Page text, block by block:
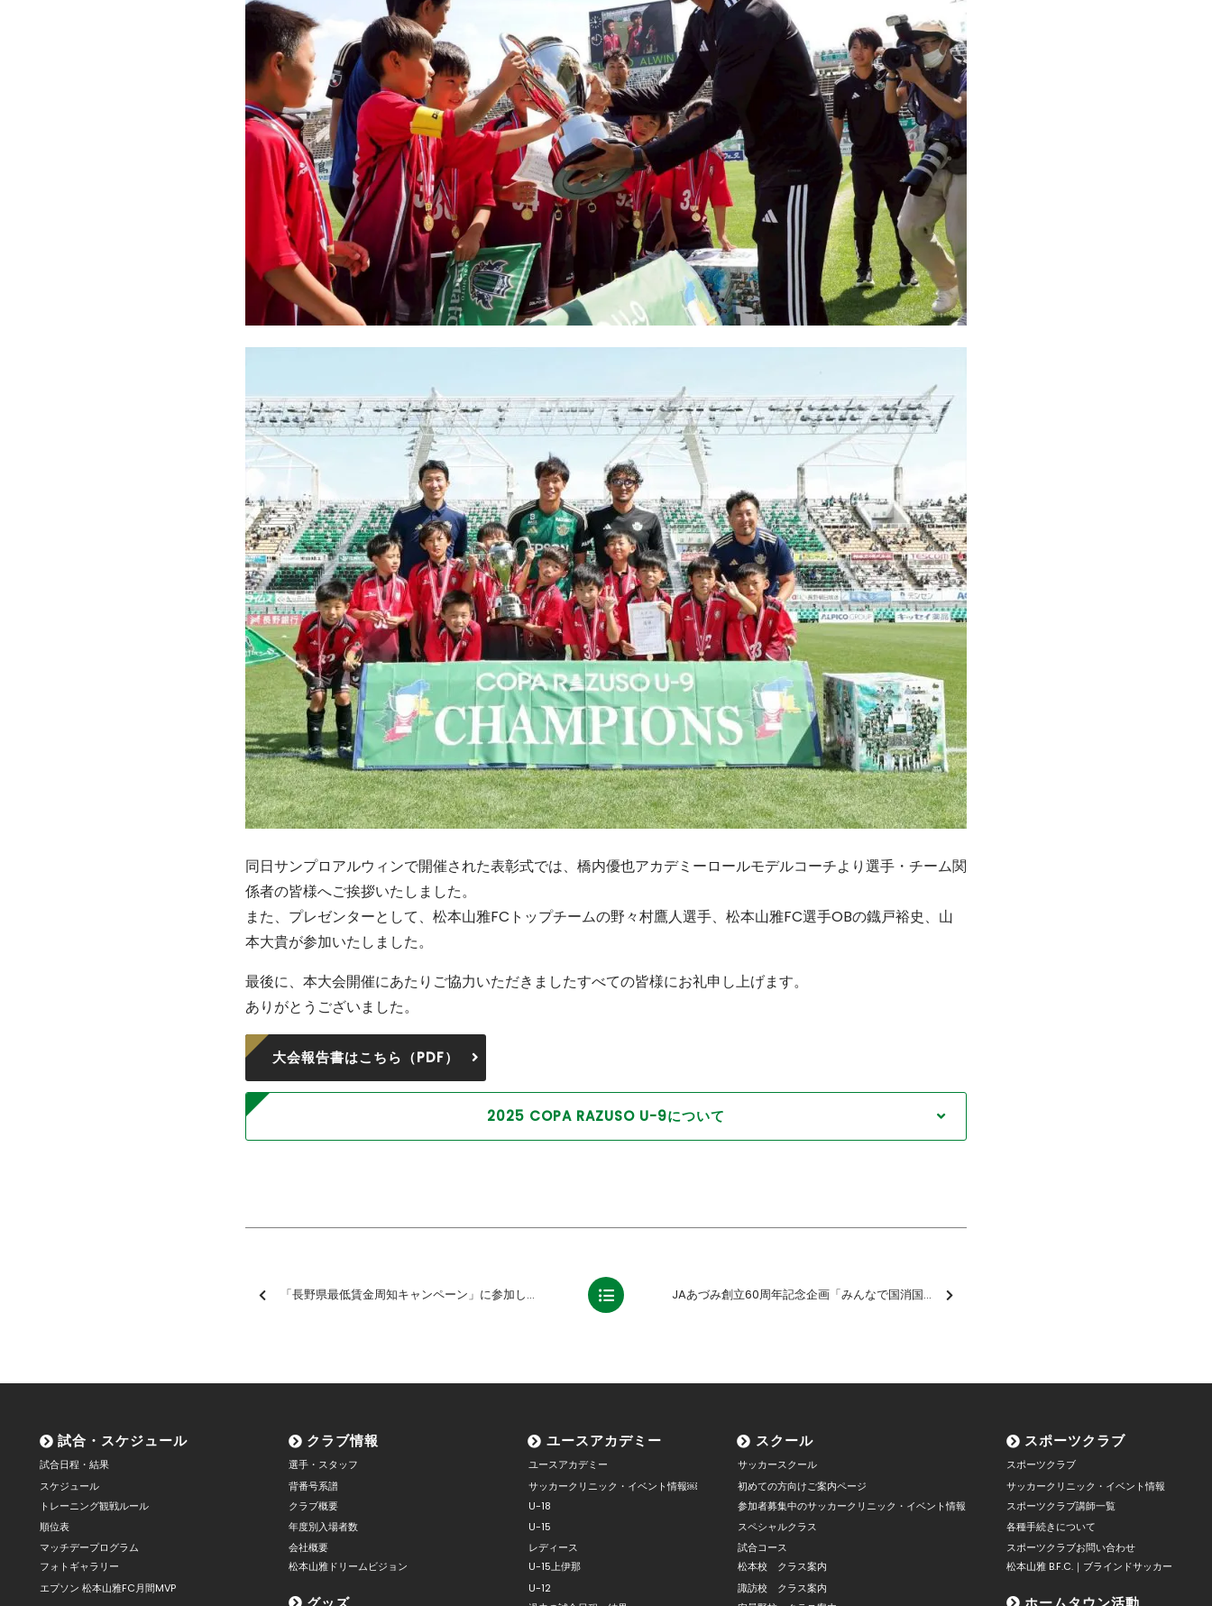
同日サンプロアルウィンで開催された表彰式では、橋内優也アカデミーロールモデルコーチより選手・チーム関
係者の皆様へご挨拶いたしました。
また、プレゼンターとして、松本山雅FCトップチームの野々村鷹人選手、松本山雅FC選手OBの鐡戸裕史、山
本大貴が参加いたしました。
最後に、本大会開催にあたりご協力いただきましたすべての皆様にお礼申し上げます。
ありがとうございました。
大会報告書はこちら（PDF）
2025 COPA RAZUSO U-9について
「長野県最低賃金周知キャンペーン」に参加しました【報告】 JAあづみ創立60周年記念企画「みんなで国消国産！秋の大収穫祭」に参加しました【報告】
試合・スケジュール
試合日程・結果
スケジュール
トレーニング観戦ルール
順位表
マッチデープログラム
フォトギャラリー
エプソン 松本山雅FC月間MVP
クラブ情報
選手・スタッフ
背番号系譜
クラブ概要
年度別入場者数
会社概要
松本山雅ドリームビジョン
ユースアカデミー
ユースアカデミー
サッカークリニック・イベント情報￼
U-18
U-15
レディース
U-15上伊那
U-12
スクール
サッカースクール
初めての方向けご案内ページ
参加者募集中のサッカークリニック・イベント情報
スペシャルクラス
試合コース
松本校 クラス案内
諏訪校 クラス案内
スポーツクラブ
スポーツクラブ
サッカークリニック・イベント情報
スポーツクラブ講師一覧
各種手続きについて
スポーツクラブお問い合わせ
松本山雅 B.F.C.｜ブラインドサッカー